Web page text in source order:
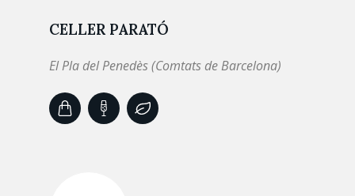
CELLER PARATÓ
El Pla del Penedès (Comtats de Barcelona)